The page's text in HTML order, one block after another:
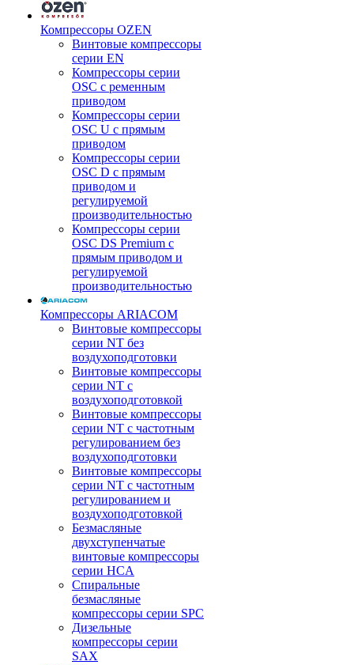
Компрессоры OZEN
Винтовые компрессоры
серии EN
Компрессоры серии
OSC с ременным
приводом
Компрессоры серии
OSC U с прямым
приводом
Компрессоры серии
OSC D с прямым
приводом и
регулируемой
производительностью
Компрессоры серии
OSC DS Premium с
прямым приводом и
регулируемой
производительностью
Компрессоры ARIACOM
Винтовые компрессоры
серии NT без
воздухоподготовки
Винтовые компрессоры
серии NT c
воздухоподготовкой
Винтовые компрессоры
серии NT с частотным
регулированием без
воздухоподготовки
Винтовые компрессоры
серии NT с частотным
регулированием и
воздухоподготовкой
Безмасляные
двухступенчатые
винтовые компрессоры
серии HCA
Спиральные
безмасляные
компрессоры серии SPC
Дизельные
компрессоры серии
SAX